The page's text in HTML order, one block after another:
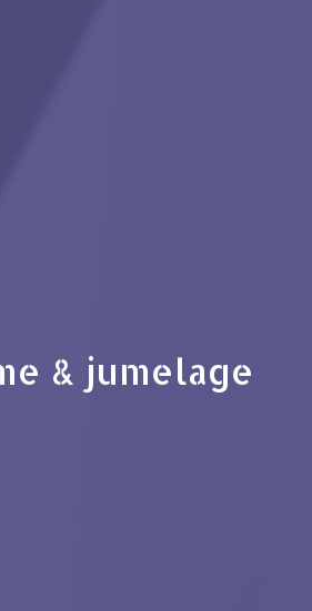
& jumelage